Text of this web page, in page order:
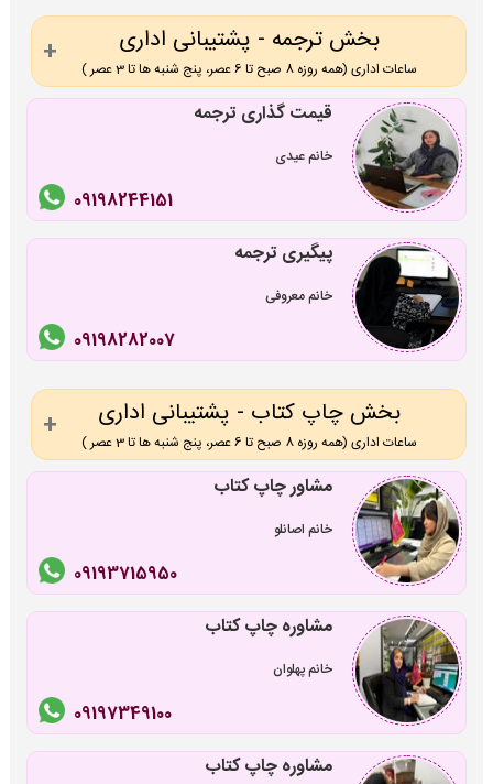
بخش ترجمه - پشتیبانی اداری
ساعات اداری (همه روزه 8 صبح تا 6 عصر، پنج شنبه ها تا 3 عصر )
قیمت گذاری ترجمه
خانم عیدی
09198244151
پیگیری ترجمه
خانم معروفی
09198282007
بخش چاپ کتاب - پشتیبانی اداری
ساعات اداری (همه روزه 8 صبح تا 6 عصر، پنج شنبه ها تا 3 عصر )
مشاور چاپ کتاب
خانم اصانلو
09193715950
مشاوره چاپ کتاب
خانم پهلوان
09197349100
مشاوره چاپ کتاب